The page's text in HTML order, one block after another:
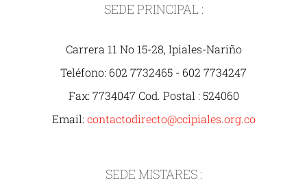
SEDE PRINCIPAL :
Carrera 11 No 15-28, Ipiales-Nariño
Teléfono: 602 7732465 - 602 7734247
Fax: 7734047 Cod. Postal : 524060
Email: contactodirecto@ccipiales.org.co
SEDE MISTARES :